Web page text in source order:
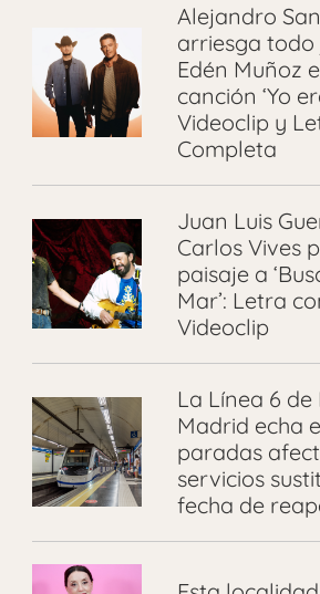
Alejandro
arriesga todo
Edén Muñoz
canción ‘Yo
Videoclip y
Completa
Juan Luis
Carlos Vives
paisaje a
Mar’: Letra
Videoclip
La Línea 6
Madrid echa
paradas
servicios
fecha de